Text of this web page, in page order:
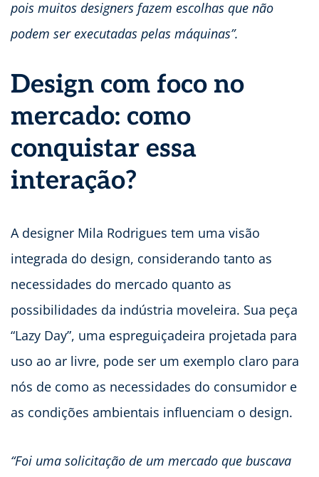
pois muitos designers fazem escolhas que não
podem ser executadas pelas máquinas”.
Design com foco no
mercado: como
conquistar essa
interação?
A designer Mila Rodrigues tem uma visão
integrada do design, considerando tanto as
necessidades do mercado quanto as
possibilidades da indústria moveleira. Sua peça
“Lazy Day”, uma espreguiçadeira projetada para
uso ao ar livre, pode ser um exemplo claro para
nós de como as necessidades do consumidor e
as condições ambientais influenciam o design.
“Foi uma solicitação de um mercado que buscava